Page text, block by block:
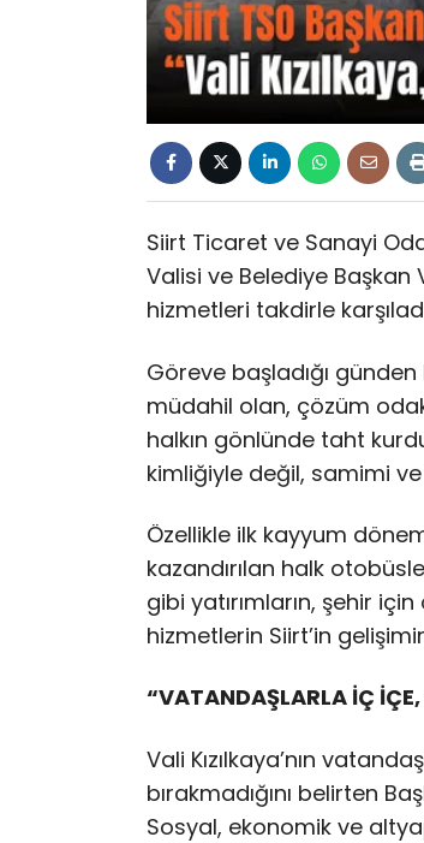
Siirt Ticaret ve Sanayi
Valisi ve Belediye Başkan
hizmetleri takdirle
Göreve başladığı
müdahil olan, çözüm
halkın gönlünde taht
kimliğiyle değil, samimi
Özellikle ilk kayyum
kazandırılan halk
gibi yatırımların, şehir
hizmetlerin Siirt’in
“VATANDAŞLARLA İÇ
Vali Kızılkaya’nın
bırakmadığını belirten
Sosyal, ekonomik ve